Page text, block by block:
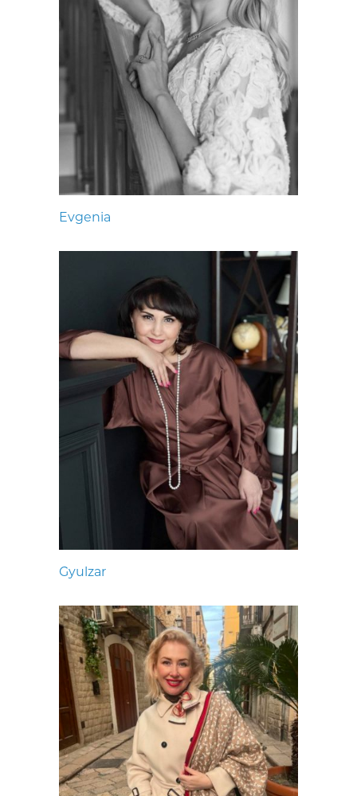
Evgenia
Gyulzar